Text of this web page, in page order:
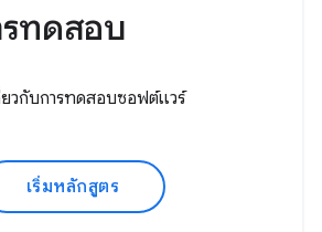
รทดสอบ
วกับการทดสอบซอฟต์แวร์
เริ่มหลักสูตร